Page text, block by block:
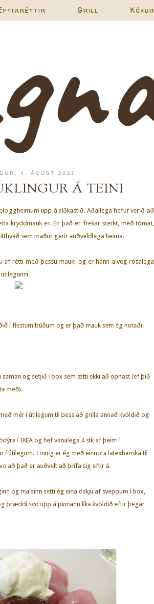
Grill Kökur
4. ÁGÚST 2011
Á TEINI
upp á síðkastið. Aðallega hefur verið að
kryddmauk er. En það er frekar sterkt, með tómat,
sem maður gerir auðveldlega heima.
rétti með þessu mauki og er hann alveg rosalega
í flestum búðum og er það mauk sem ég notaði.
og setjið í box sem ætti ekki að opnast (ef þið
með).
mér í útilegum til þess að grilla annað kvöldið og
í IKEA og hef vanalega 4 stk af þeim í
í útilegum. Einnig er ég með einnota latexhanska til
að það er auðvelt að þrífa sig eftir á.
og maísinn setti ég eina öskju af sveppum í box,
þræddi svo upp á pinnann líka kvöldið eftir þegar